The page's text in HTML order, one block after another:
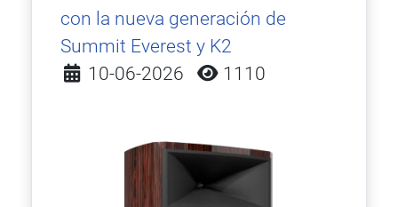
con la nueva generación de
Summit Everest y K2
Detalles
10-06-2026 1110